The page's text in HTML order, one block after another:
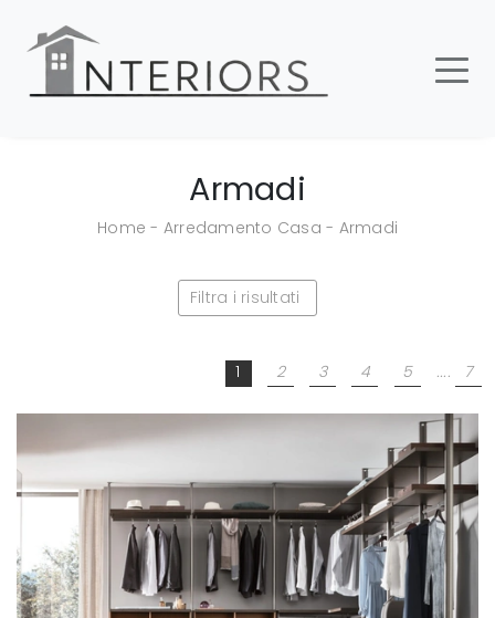
Armadi
Home - Arredamento Casa - Armadi
Filtra i risultati
1 2 3 4 5 .... 7